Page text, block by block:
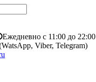
Ежедневно с 11:00 до 22:00
Viber, Telegram)